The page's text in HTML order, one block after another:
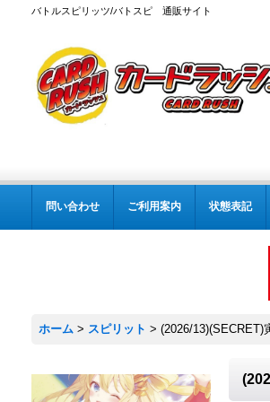
バトルスピリッツ/バトスピ 通販サイト
問い合わせ ご利用案内 状態表記
ホーム > スピリット > (2026/13)(SECRET)